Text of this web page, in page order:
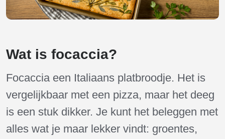
Wat is focaccia?
Focaccia een Italiaans platbroodje. Het is
vergelijkbaar met een pizza, maar het deeg
is een stuk dikker. Je kunt het beleggen met
alles wat je maar lekker vindt: groentes,